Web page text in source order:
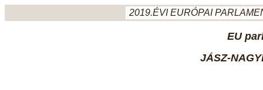
2019.ÉVI EURÓPAI
EU
JÁSZ-